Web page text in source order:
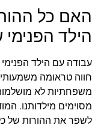
האם כל
הילד
עבודה עם הילד
חווה טראומה
משפחתיות לא מושלמות
מסוימים מילדותנו.
לשפר את ההורות של